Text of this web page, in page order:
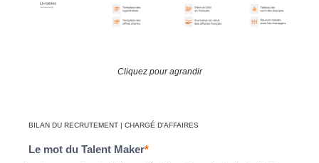
Cliquez pour agrandir
BILAN DU RECRUTEMENT | CHARGÉ D'AFFAIRES
Le mot du Talent Maker*